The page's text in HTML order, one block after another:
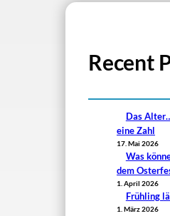
Recent
Das
eine Zahl
17. Mai 2026
Was
dem
1. April 2026
Frühling
1. März 2026